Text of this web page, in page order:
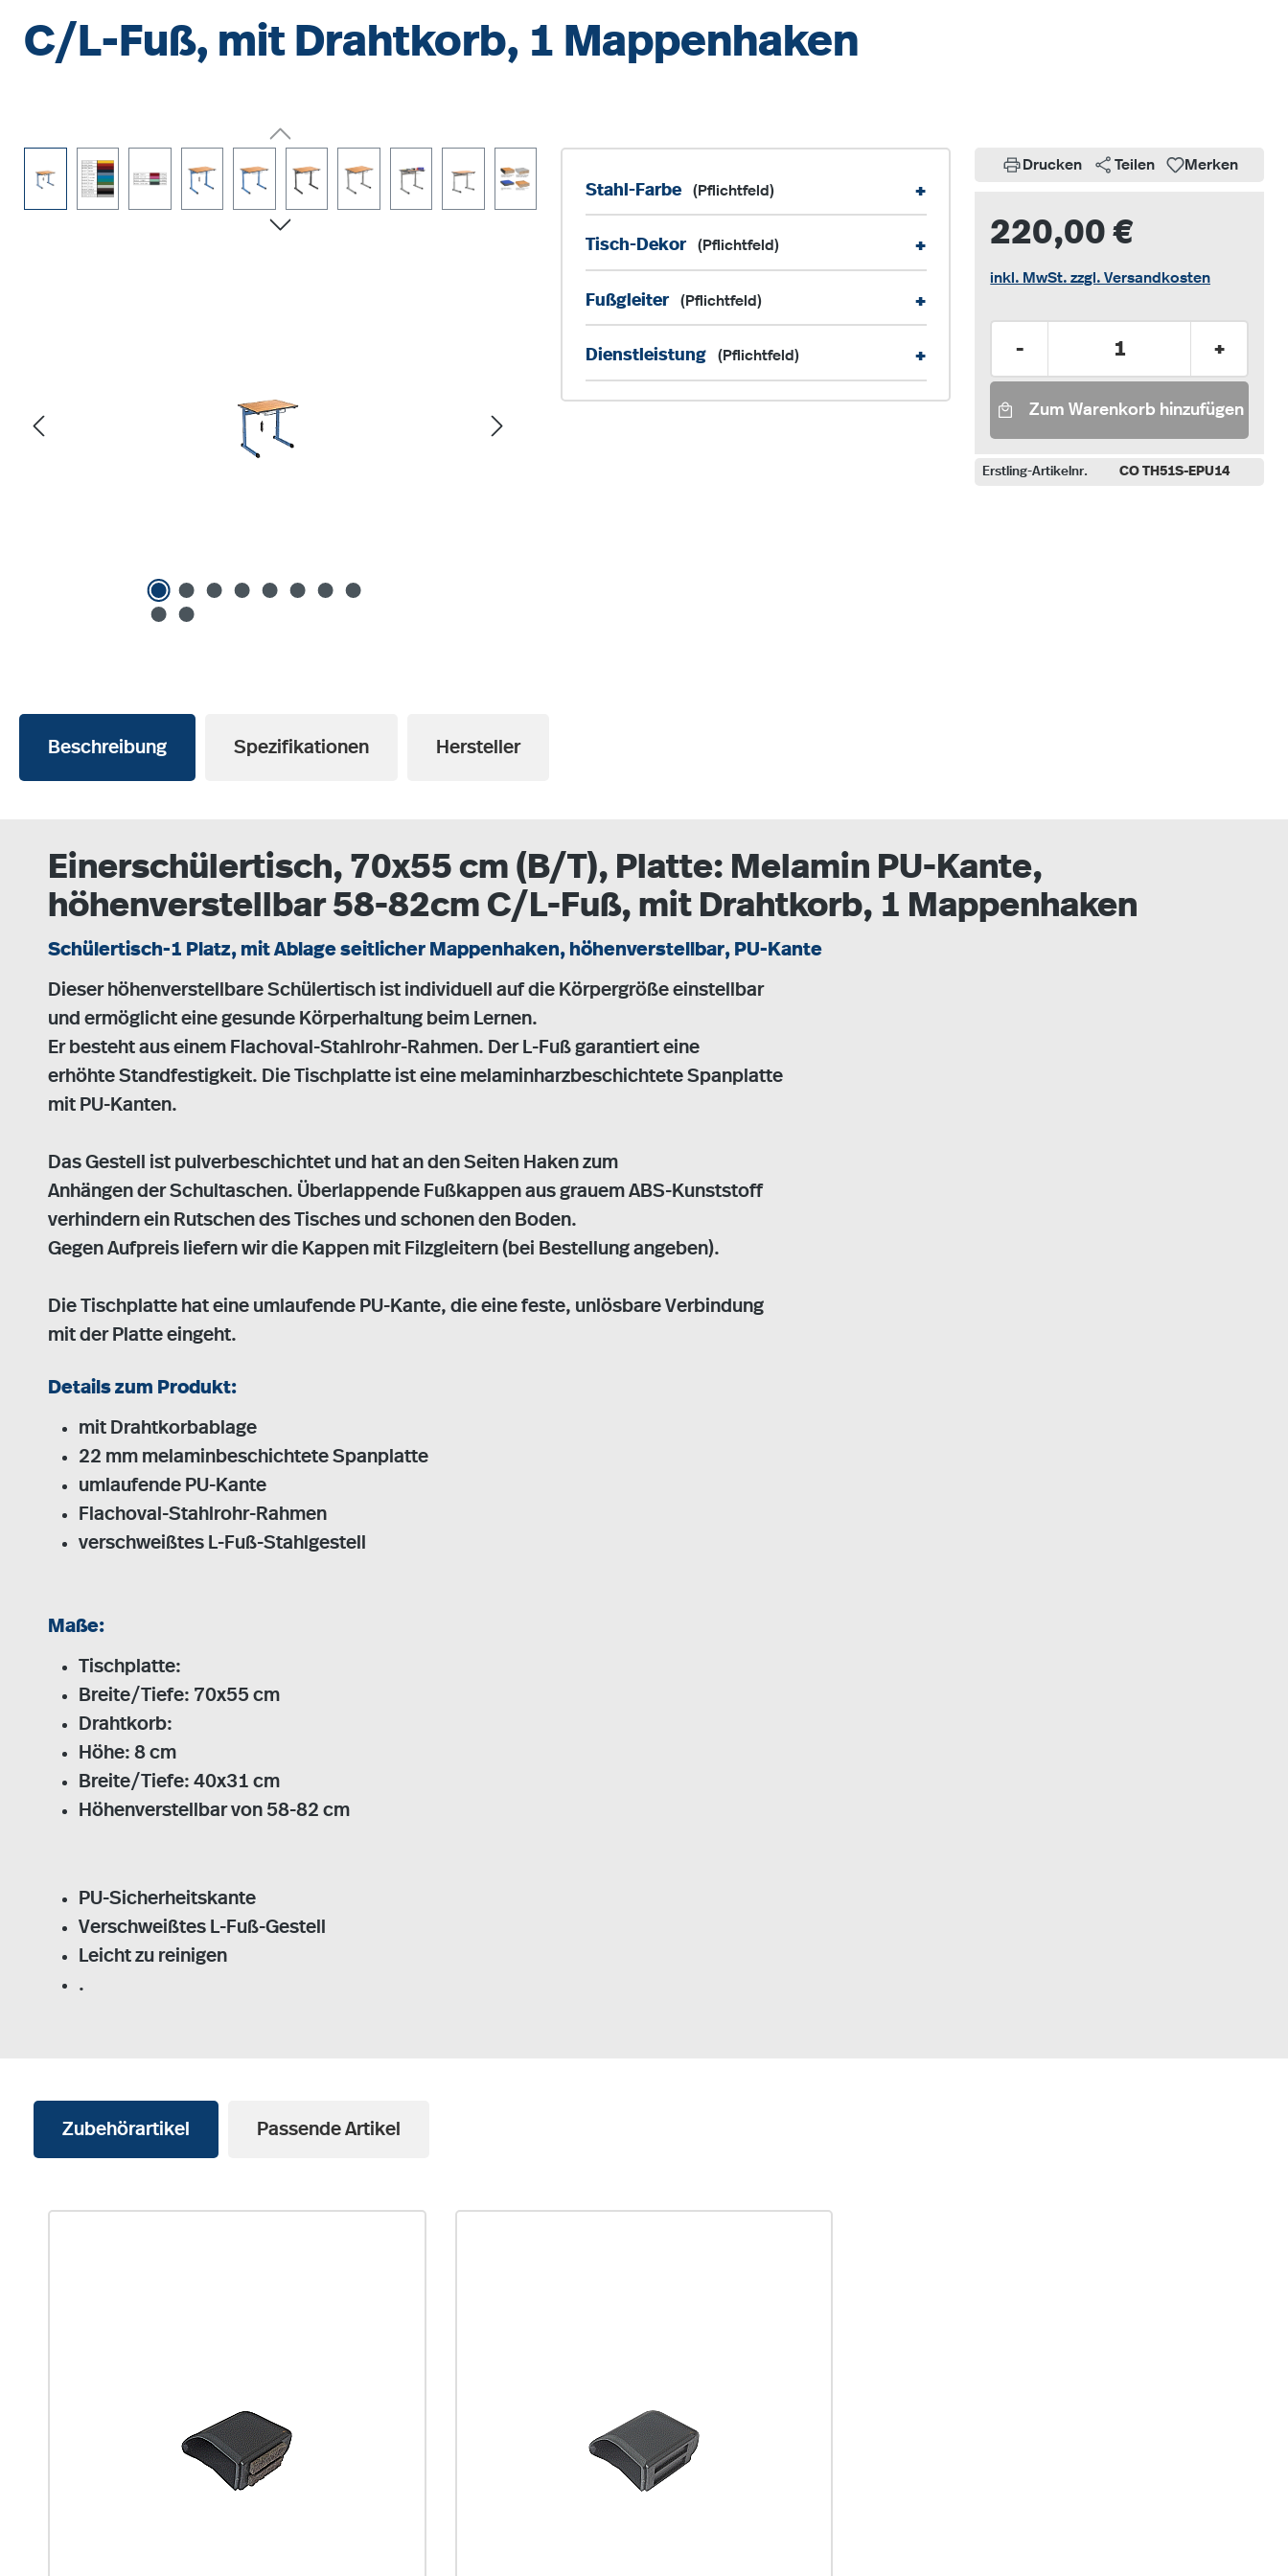
C/L-Fuß, mit Drahtkorb, 1 Mappenhaken
Stahl-Farbe (Pflichtfeld) +
Tisch-Dekor (Pflichtfeld) +
Fußgleiter (Pflichtfeld) +
Dienstleistung (Pflichtfeld) +
Drucken Teilen Merken
220,00 €
inkl. MwSt. zzgl. Versandkosten
Produkt Anzahl: Gib den
- +
Zum Warenkorb hinzufügen
Erstling-Artikelnr. CO TH51S-EPU14
Beschreibung Spezifikationen Hersteller
Einerschülertisch, 70x55 cm (B/T), Platte: Melamin PU-Kante,
höhenverstellbar 58-82cm C/L-Fuß, mit Drahtkorb, 1 Mappenhaken
Schülertisch-1 Platz, mit Ablage seitlicher Mappenhaken, höhenverstellbar, PU-Kante
Dieser höhenverstellbare Schülertisch ist individuell auf die Körpergröße einstellbar
und ermöglicht eine gesunde Körperhaltung beim Lernen.
Er besteht aus einem Flachoval-Stahlrohr-Rahmen. Der L-Fuß garantiert eine
erhöhte Standfestigkeit. Die Tischplatte ist eine melaminharzbeschichtete Spanplatte
mit PU-Kanten.
Das Gestell ist pulverbeschichtet und hat an den Seiten Haken zum
Anhängen der Schultaschen. Überlappende Fußkappen aus grauem ABS-Kunststoff
verhindern ein Rutschen des Tisches und schonen den Boden.
Gegen Aufpreis liefern wir die Kappen mit Filzgleitern (bei Bestellung angeben).
Die Tischplatte hat eine umlaufende PU-Kante, die eine feste, unlösbare Verbindung
mit der Platte eingeht.
Details zum Produkt:
mit Drahtkorbablage
22 mm melaminbeschichtete Spanplatte
umlaufende PU-Kante
Flachoval-Stahlrohr-Rahmen
verschweißtes L-Fuß-Stahlgestell
Maße:
Tischplatte:
Breite/Tiefe: 70x55 cm
Drahtkorb:
Höhe: 8 cm
Breite/Tiefe: 40x31 cm
Höhenverstellbar von 58-82 cm
PU-Sicherheitskante
Verschweißtes L-Fuß-Gestell
Leicht zu reinigen
.
Zubehörartikel Passende Artikel